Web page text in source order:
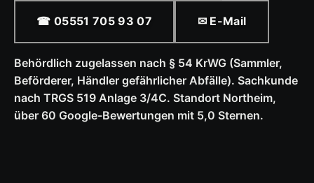
☎ 05551 705 93 07 ✉ E-Mail
Behördlich zugelassen nach § 54 KrWG (Sammler,
Beförderer, Händler gefährlicher Abfälle). Sachkunde
nach TRGS 519 Anlage 3/4C. Standort Northeim,
über 60 Google-Bewertungen mit 5,0 Sternen.